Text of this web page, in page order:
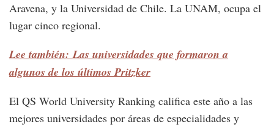
Aravena, y la Universidad de Chile. La UNAM, ocupa el
lugar cinco regional.
Lee también: Las universidades que formaron a
algunos de los últimos Pritzker
El QS World University Ranking califica este año a las
mejores universidades por áreas de especialidades y